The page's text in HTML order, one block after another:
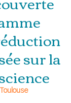
sur la
Toulouse